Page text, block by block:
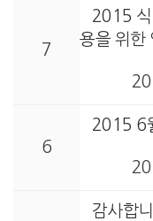
7
2015 식
용을 위한
6
2015 6
감사합